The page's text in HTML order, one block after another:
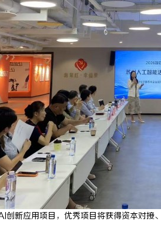
创新应用项目，优秀项目将获得资本对